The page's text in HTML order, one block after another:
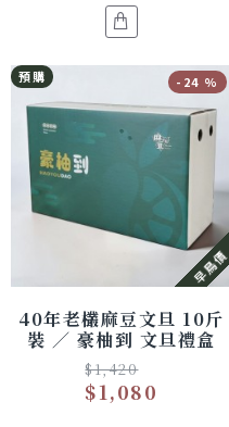
預購
早鳥
-24 %
40年老欉麻豆文旦 10斤
裝 ／ 豪柚到 文旦禮盒
$1,080
$1,420